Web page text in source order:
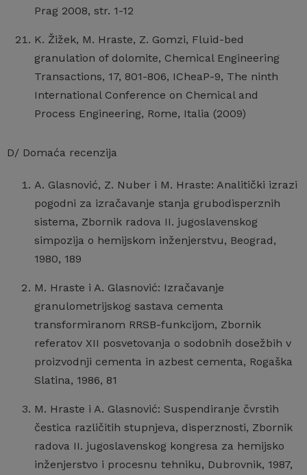
Prag 2008, str. 1-12
K. Žižek, M. Hraste, Z. Gomzi, Fluid-bed
granulation of dolomite, Chemical Engineering
Transactions, 17, 801-806, ICheaP-9, The ninth
International Conference on Chemical and
Process Engineering, Rome, Italia (2009)
D/ Domaća recenzija
A. Glasnović, Z. Nuber i M. Hraste: Analitički izrazi
pogodni za izračavanje stanja grubodisperznih
sistema, Zbornik radova II. jugoslavenskog
simpozija o hemijskom inženjerstvu, Beograd,
1980, 189
M. Hraste i A. Glasnović: Izračavanje
granulometrijskog sastava cementa
transformiranom RRSB-funkcijom, Zbornik
referatov XII posvetovanja o sodobnih dosežbih v
proizvodnji cementa in azbest cementa, Rogaška
Slatina, 1986, 81
M. Hraste i A. Glasnović: Suspendiranje čvrstih
čestica različitih stupnjeva, disperznosti, Zbornik
radova II. jugoslavenskog kongresa za hemijsko
inženjerstvo i procesnu tehniku, Dubrovnik, 1987,